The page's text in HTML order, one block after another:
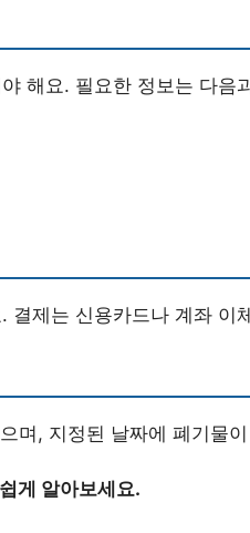
해요. 필요한 정보는 다음
결제는 신용카드나 계좌 이
며, 지정된 날짜에 폐기물
게 알아보세요.